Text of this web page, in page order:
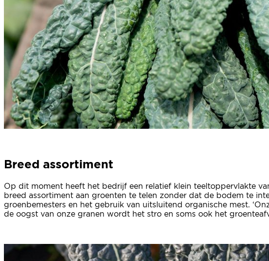
Breed assortiment
Op dit moment heeft het bedrijf een relatief klein teeltoppervlakte
breed assortiment aan groenten te telen zonder dat de bodem te
groenbemesters en het gebruik van uitsluitend organische mest.
de oogst van onze granen wordt het stro en soms ook het